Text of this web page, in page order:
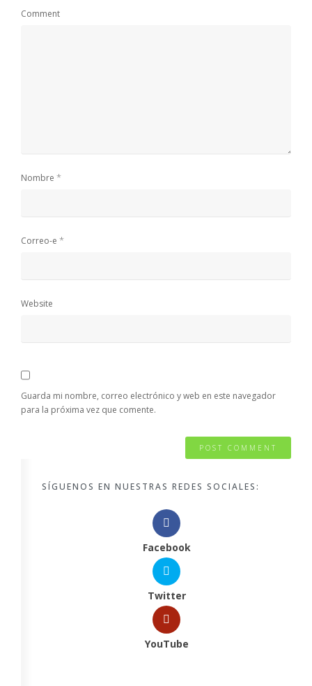
Comment
Nombre *
Correo-e *
Website
Guarda mi nombre, correo electrónico y web en este navegador
para la próxima vez que comente.
SÍGUENOS EN NUESTRAS REDES SOCIALES:
Facebook
Twitter
YouTube